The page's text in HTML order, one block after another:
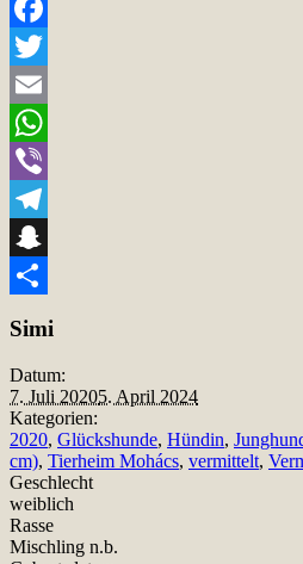
Facebook
Twitter
Email
WhatsApp
Viber
Telegram
Snapchat
Simi
Datum:
7. Juli 20205. April 2024
Kategorien:
2020, Glückshunde, Hündin,
cm), Tierheim Mohács, vermittelt,
Geschlecht
weiblich
Rasse
Mischling n.b.